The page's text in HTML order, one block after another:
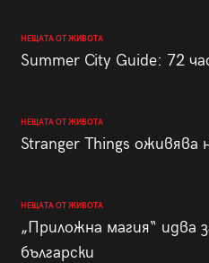
НЕЩАТА ОТ ЖИВОТА
Summer City Guide: 72
НЕЩАТА ОТ ЖИВОТА
Stranger Things
НЕЩАТА ОТ ЖИВОТА
„Приложна магия“ идва
български